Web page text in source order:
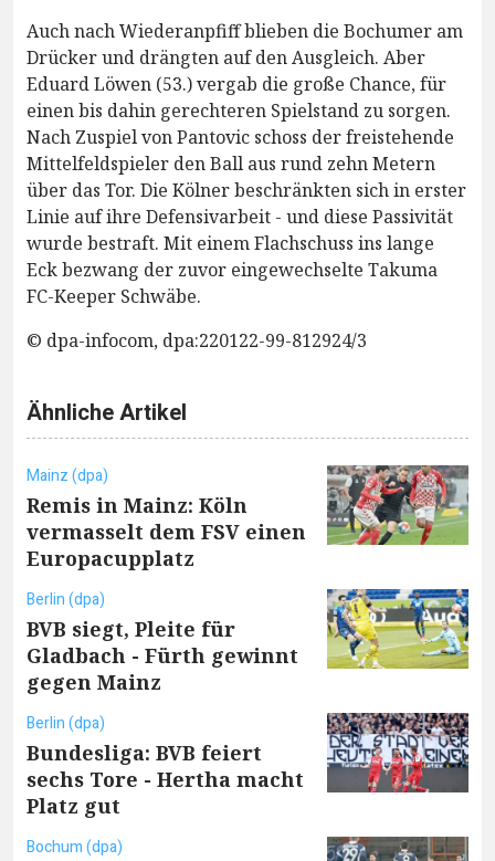
Auch nach Wiederanpfiff blieben die Bochumer am
Drücker und drängten auf den Ausgleich. Aber
Eduard Löwen (53.) vergab die große Chance, für
einen bis dahin gerechteren Spielstand zu sorgen.
Nach Zuspiel von Pantovic schoss der freistehende
Mittelfeldspieler den Ball aus rund zehn Metern
über das Tor. Die Kölner beschränkten sich in erster
Linie auf ihre Defensivarbeit - und diese Passivität
wurde bestraft. Mit einem Flachschuss ins lange
Eck bezwang der zuvor eingewechselte Takuma
FC-Keeper Schwäbe.
© dpa-infocom, dpa:220122-99-812924/3
Ähnliche Artikel
Mainz (dpa)
Remis in Mainz: Köln
vermasselt dem FSV einen
Europacupplatz
Berlin (dpa)
BVB siegt, Pleite für
Gladbach - Fürth gewinnt
gegen Mainz
Berlin (dpa)
Bundesliga: BVB feiert
sechs Tore - Hertha macht
Platz gut
Bochum (dpa)